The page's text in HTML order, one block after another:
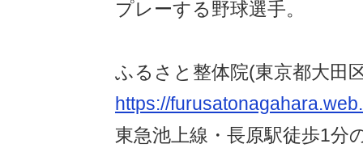
プレーする野球選手。
ふるさと整体院(東京都大田
https://
東急池上線・長原駅徒歩1分